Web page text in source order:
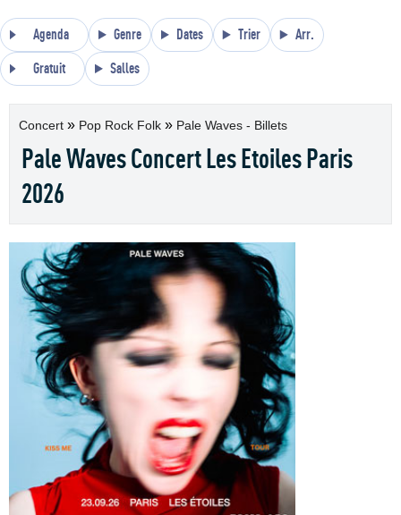
Agenda Genre Dates Trier Arr.
Gratuit Salles
Concert » Pop Rock Folk » Pale Waves - Billets
Pale Waves Concert Les Etoiles Paris
2026